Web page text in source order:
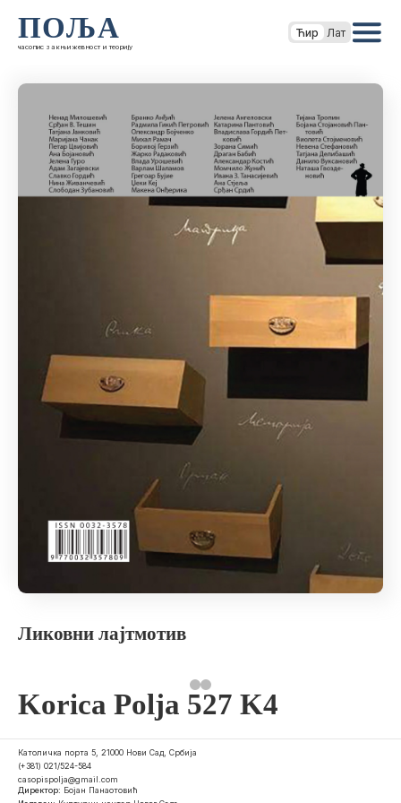
ПОЉА
часопис за књижевност и теорију
Ћир Лат
Ликовни лајтмотив
Korica Polja 527 K4
Католичка порта 5, 21000 Нови Сад, Србија
(+381) 021/524-584
casopispolja@gmail.com
Директор: Бојан Панаотовић